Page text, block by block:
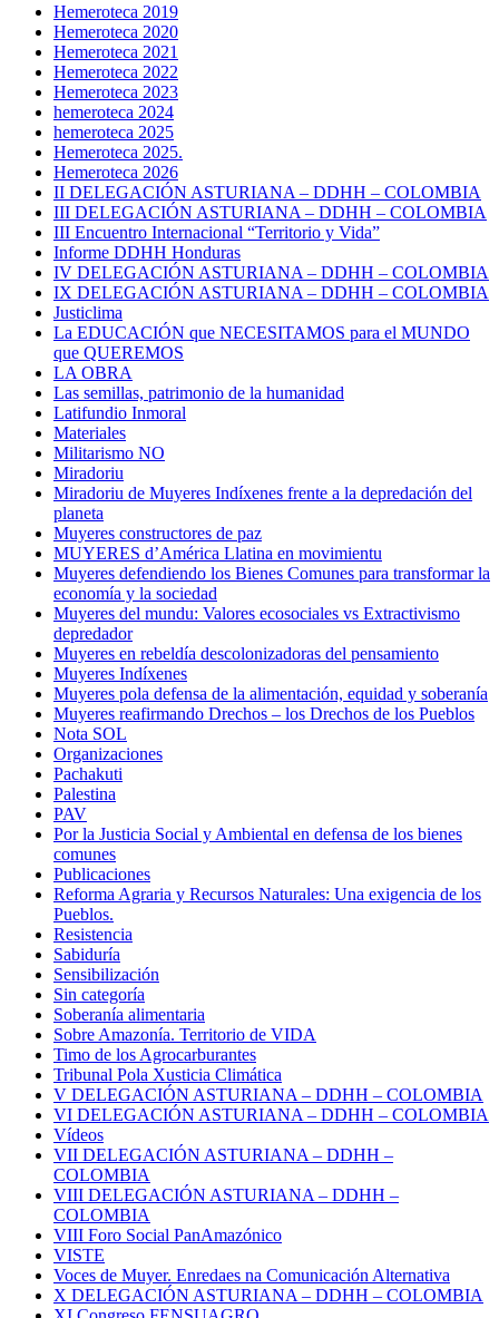
Hemeroteca 2019
Hemeroteca 2020
Hemeroteca 2021
Hemeroteca 2022
Hemeroteca 2023
hemeroteca 2024
hemeroteca 2025
Hemeroteca 2025.
Hemeroteca 2026
II DELEGACIÓN ASTURIANA – DDHH – COLOMBIA
III DELEGACIÓN ASTURIANA – DDHH – COLOMBIA
III Encuentro Internacional “Territorio y Vida”
Informe DDHH Honduras
IV DELEGACIÓN ASTURIANA – DDHH – COLOMBIA
IX DELEGACIÓN ASTURIANA – DDHH – COLOMBIA
Justiclima
La EDUCACIÓN que NECESITAMOS para el MUNDO
que QUEREMOS
LA OBRA
Las semillas, patrimonio de la humanidad
Latifundio Inmoral
Materiales
Militarismo NO
Miradoriu
Miradoriu de Muyeres Indíxenes frente a la depredación del
planeta
Muyeres constructores de paz
MUYERES d’América Llatina en movimientu
Muyeres defendiendo los Bienes Comunes para transformar la
economía y la sociedad
Muyeres del mundu: Valores ecosociales vs Extractivismo
depredador
Muyeres en rebeldía descolonizadoras del pensamiento
Muyeres Indíxenes
Muyeres pola defensa de la alimentación, equidad y soberanía
Muyeres reafirmando Drechos – los Drechos de los Pueblos
Nota SOL
Organizaciones
Pachakuti
Palestina
PAV
Por la Justicia Social y Ambiental en defensa de los bienes
comunes
Publicaciones
Reforma Agraria y Recursos Naturales: Una exigencia de los
Pueblos.
Resistencia
Sabiduría
Sensibilización
Sin categoría
Soberanía alimentaria
Sobre Amazonía. Territorio de VIDA
Timo de los Agrocarburantes
Tribunal Pola Xusticia Climática
V DELEGACIÓN ASTURIANA – DDHH – COLOMBIA
VI DELEGACIÓN ASTURIANA – DDHH – COLOMBIA
Vídeos
VII DELEGACIÓN ASTURIANA – DDHH –
COLOMBIA
VIII DELEGACIÓN ASTURIANA – DDHH –
COLOMBIA
VIII Foro Social PanAmazónico
VISTE
Voces de Muyer. Enredaes na Comunicación Alternativa
X DELEGACIÓN ASTURIANA – DDHH – COLOMBIA